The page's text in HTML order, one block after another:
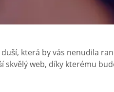
která by vás nenudila
skvělý web, díky kterému